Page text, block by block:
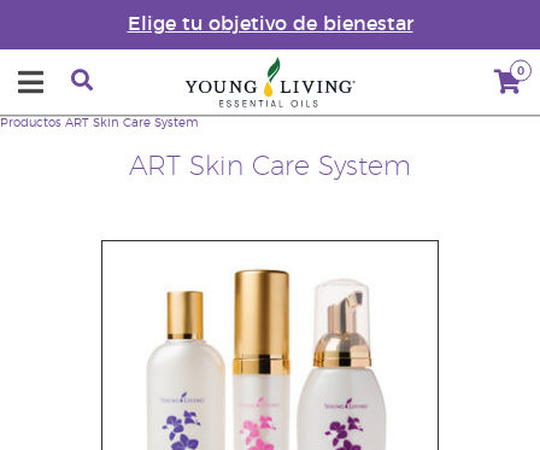
Elige tu objetivo de bienestar
0
ART Skin Care System
Productos ART Skin Care System